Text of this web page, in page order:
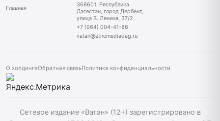
Главная
368601, Республика
Дагестан, город Дербент,
улица В. Ленина, 37/2
+7 (964) 004-41-86
vatan@etnomediadag.ru
О холдингеОбратная связьПолитика конфиденциальности
Сетевое издание «Ватан» (12+) зарегистрировано в